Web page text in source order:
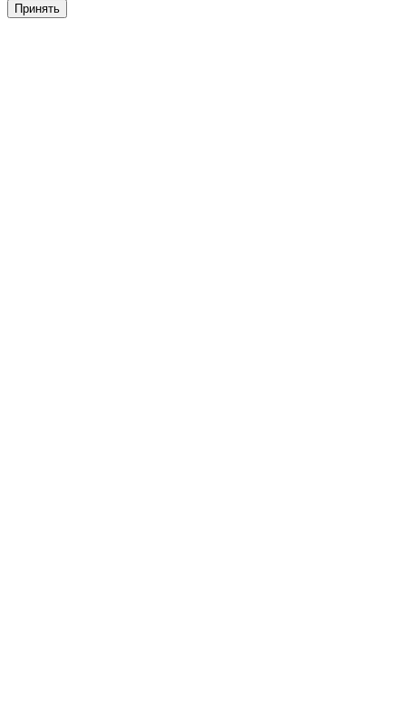
Принять